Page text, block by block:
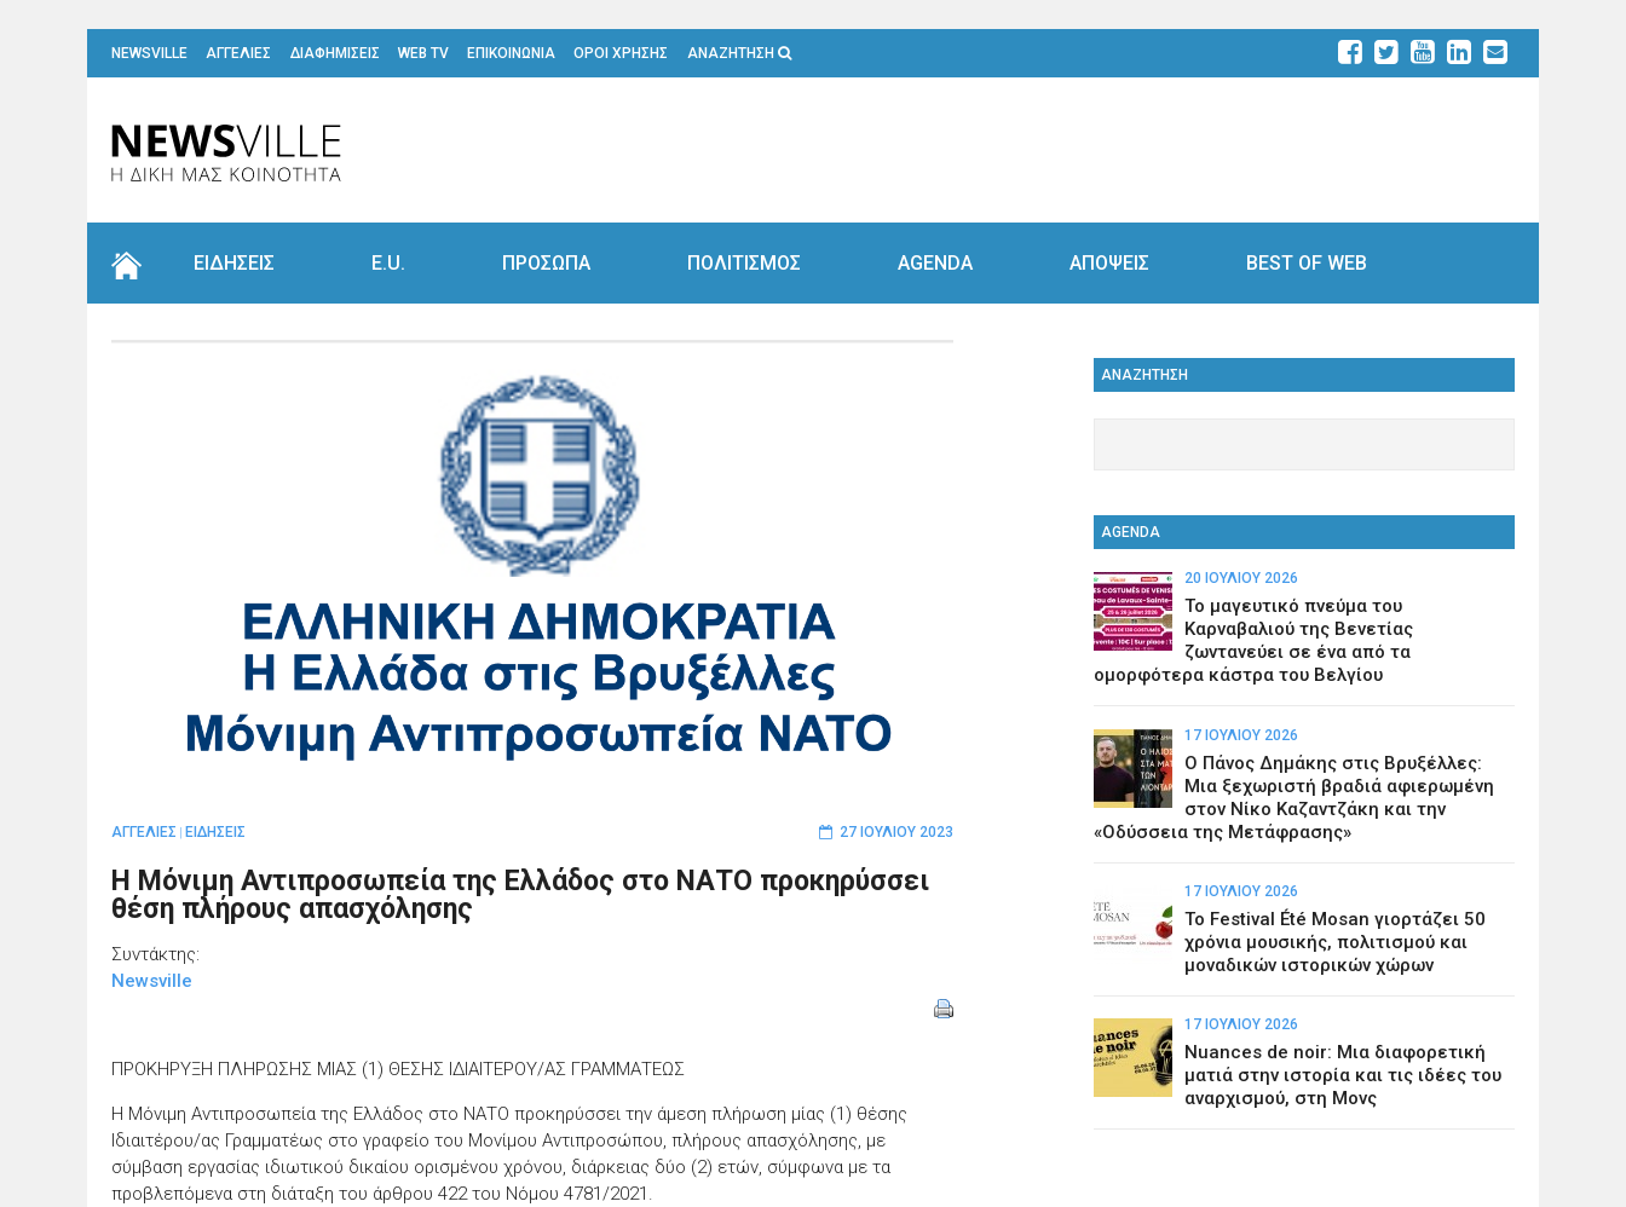
NEWSVILLE ΑΓΓΕΛΙΕΣ ΔΙΑΦΗΜΙΣΕΙΣ WEB TV ΕΠΙΚΟΙΝΩΝΙΑ ΟΡΟΙ ΧΡΗΣΗΣ ΑΝΑΖΗΤΗΣΗ
ΕΙΔΗΣΕΙΣ E.U. ΠΡΟΣΩΠΑ ΠΟΛΙΤΙΣΜΟΣ AGENDA ΑΠΟΨΕΙΣ BEST OF WEB
27 ΙΟΥΛΊΟΥ 2023
ΑΓΓΕΛΙΕΣ ΕΙΔΗΣΕΙΣ
Η Μόνιμη Αντιπροσωπεία της Ελλάδος στο ΝΑΤΟ προκηρύσσει
θέση πλήρους απασχόλησης
Συντάκτης:
Newsville
ΠΡΟΚΗΡΥΞΗ ΠΛΗΡΩΣΗΣ ΜΙΑΣ (1) ΘΕΣΗΣ ΙΔΙΑΙΤΕΡΟΥ/ΑΣ ΓΡΑΜΜΑΤΕΩΣ
Η Μόνιμη Αντιπροσωπεία της Ελλάδος στο ΝΑΤΟ προκηρύσσει την άμεση πλήρωση μίας (1) θέσης
Ιδιαιτέρου/ας Γραμματέως στο γραφείο του Μονίμου Αντιπροσώπου, πλήρους απασχόλησης, με
σύμβαση εργασίας ιδιωτικού δικαίου ορισμένου χρόνου, διάρκειας δύο (2) ετών, σύμφωνα με τα
προβλεπόμενα στη διάταξη του άρθρου 422 του Νόμου 4781/2021.
ΑΝΑΖΗΤΗΣΗ
AGENDA
20 ΙΟΥΛΊΟΥ 2026
Το μαγευτικό πνεύμα του
Καρναβαλιού της Βενετίας
ζωντανεύει σε ένα από τα
ομορφότερα κάστρα του Βελγίου
17 ΙΟΥΛΊΟΥ 2026
Ο Πάνος Δημάκης στις Βρυξέλλες:
Μια ξεχωριστή βραδιά αφιερωμένη
στον Νίκο Καζαντζάκη και την
«Οδύσσεια της Μετάφρασης»
17 ΙΟΥΛΊΟΥ 2026
Το Festival Été Mosan γιορτάζει 50
χρόνια μουσικής, πολιτισμού και
μοναδικών ιστορικών χώρων
17 ΙΟΥΛΊΟΥ 2026
Nuances de noir: Μια διαφορετική
ματιά στην ιστορία και τις ιδέες του
αναρχισμού, στη Μονς